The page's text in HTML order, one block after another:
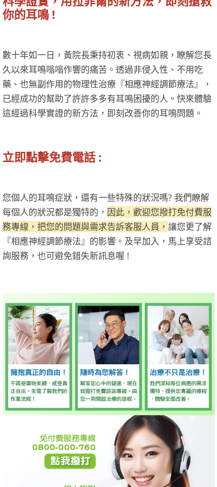
你的耳鳴 !
數十年如一日，黃院長秉持初衷、視病如親，瞭解您長
久以來耳鳴嗡嗡作響的痛苦。透過非侵入性、不用吃
藥、也無副作用的物理性治療『相應神經調節療法』，
已經成功的幫助了許許多多有耳鳴困擾的人。快來體驗
這經過科學實證的新方法，即刻改善你的耳鳴問題。
立即點擊免費電話 :
您個人的耳鳴症狀，還有一些特殊的狀況嗎? 我們瞭解
每個人的狀況都是獨特的， 因此，歡迎您撥打免付費服
務專線，把您的問題與需求告訴客服人員， 讓您更了解
『相應神經調節療法』的影響。及早加入，馬上享受諮
詢服務，也可避免錯失新訊息喔 !